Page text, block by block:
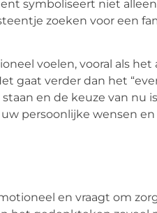
symboliseert niet
zoeken voor een
voelen, vooral als
gaat verder dan het
en de keuze van nu
persoonlijke wensen
en vraagt om